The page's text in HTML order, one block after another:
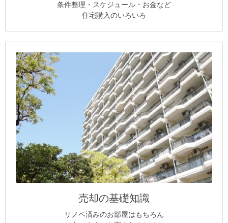
条件整理・スケジュール・お金など
住宅購入のいろいろ
売却の基礎知識
リノベ済みのお部屋はもちろん